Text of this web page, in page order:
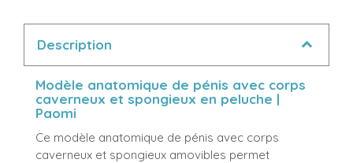
Description
Modèle anatomique de pénis avec corps
caverneux et spongieux en peluche |
Paomi
Ce modèle anatomique de pénis avec corps
caverneux et spongieux amovibles permet